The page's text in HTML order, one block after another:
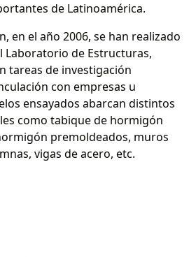
de Latinoamérica.
en el año 2006, se han realizado
Laboratorio de Estructuras,
tareas de investigación
con empresas u
ensayados abarcan distintos
como tabique de hormigón
premoldeados, muros
vigas de acero, etc.